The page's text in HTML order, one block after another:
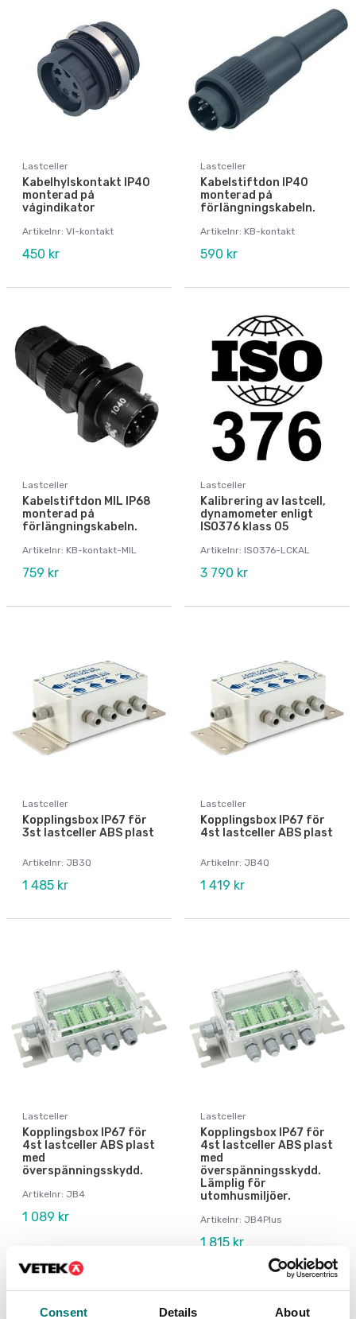
Consent Details About
Lastceller
Kabelhylskontakt IP40
monterad på
vågindikator
Artikelnr: VI-kontakt
450 kr
Lastceller
Kabelstiftdon IP40
monterad på
förlängningskabeln.
Artikelnr: KB-kontakt
590 kr
Lastceller
Kabelstiftdon MIL IP68
monterad på
förlängningskabeln.
Artikelnr: KB-kontakt-MIL
759 kr
Lastceller
Kalibrering av lastcell,
dynamometer enligt
ISO376 klass 05
Artikelnr: ISO376-LCKAL
3 790 kr
Lastceller
Kopplingsbox IP67 för
3st lastceller ABS plast
Artikelnr: JB3Q
1 485 kr
Lastceller
Kopplingsbox IP67 för
4st lastceller ABS plast
Artikelnr: JB4Q
1 419 kr
Lastceller
Kopplingsbox IP67 för
4st lastceller ABS plast
med
överspänningsskydd.
Artikelnr: JB4
1 089 kr
Lastceller
Kopplingsbox IP67 för
4st lastceller ABS plast
med
överspänningsskydd.
Lämplig för
utomhusmiljöer.
Artikelnr: JB4Plus
1 815 kr